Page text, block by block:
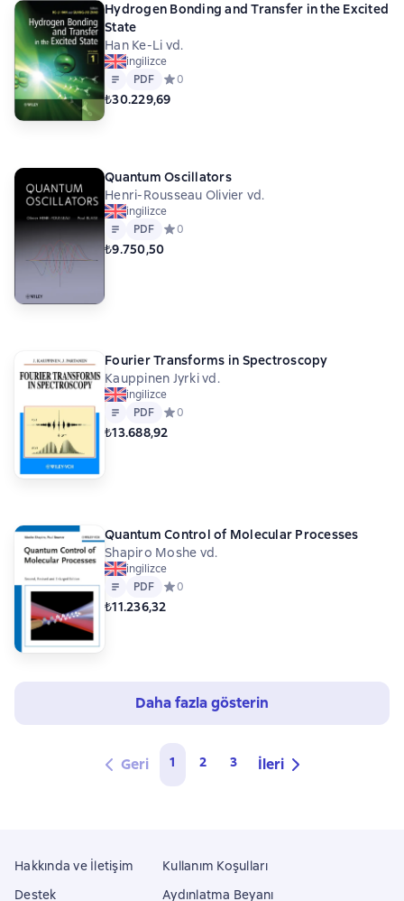
Hydrogen Bonding and Transfer in the Excited
State
Han Ke-Li vd.
ingilizce
Metin
PDF
PDF Средний рейтинг 0 на основе 0 оценок
0
₺30.229,69
Quantum Oscillators
Henri-Rousseau Olivier vd.
ingilizce
Metin
PDF
PDF Средний рейтинг 0 на основе 0 оценок
0
₺9.750,50
Fourier Transforms in Spectroscopy
Kauppinen Jyrki vd.
ingilizce
Metin
PDF
PDF Средний рейтинг 0 на основе 0 оценок
0
₺13.688,92
Quantum Control of Molecular Processes
Shapiro Moshe vd.
ingilizce
Metin
PDF
PDF Средний рейтинг 0 на основе 0 оценок
0
₺11.236,32
Daha fazla gösterin
Geri 1 2 3 İleri
Hakkında ve İletişim
Destek
Kullanım Koşulları
Aydınlatma Beyanı